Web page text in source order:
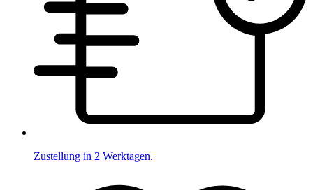
Zustellung in 2 Werktagen.